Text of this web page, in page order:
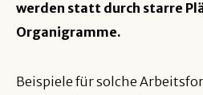
werden statt durch starre
Organigramme.
Beispiele für solche